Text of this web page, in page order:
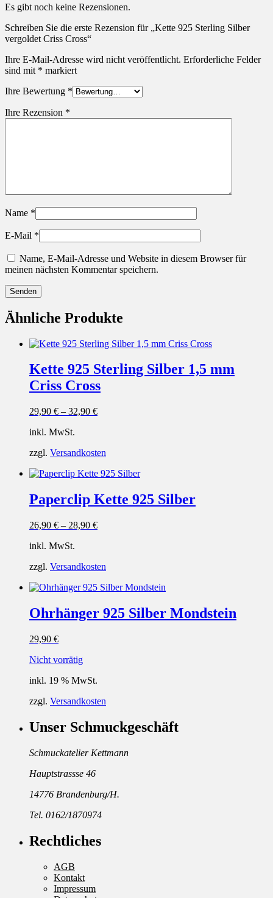
Es gibt noch keine Rezensionen.
Schreiben Sie die erste Rezension für „Kette 925 Sterling Silber
vergoldet Criss Cross“
Ihre E-Mail-Adresse wird nicht veröffentlicht. Erforderliche Felder
sind mit * markiert
Ihre Bewertung *
Ihre Rezension *
Name *
E-Mail *
Name, E-Mail-Adresse und Website in diesem Browser für
meinen nächsten Kommentar speichern.
Ähnliche Produkte
Kette 925 Sterling Silber 1,5 mm
Criss Cross
29,90 € – 32,90 €
inkl. MwSt.
zzgl. Versandkosten
Paperclip Kette 925 Silber
26,90 € – 28,90 €
inkl. MwSt.
zzgl. Versandkosten
Ohrhänger 925 Silber Mondstein
29,90 €
Nicht vorrätig
inkl. 19 % MwSt.
zzgl. Versandkosten
Unser Schmuckgeschäft
Schmuckatelier Kettmann
Hauptstrassse 46
14776 Brandenburg/H.
Tel. 0162/1870974
Rechtliches
AGB
Kontakt
Impressum